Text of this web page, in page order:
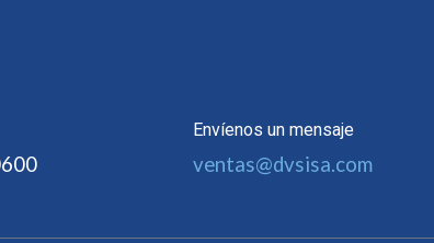
Envíenos un mensaje
ventas@dvsisa.com